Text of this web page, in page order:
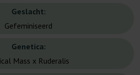
Geslacht:
Gefeminiseerd
Genetica:
Mass x Ruderalis